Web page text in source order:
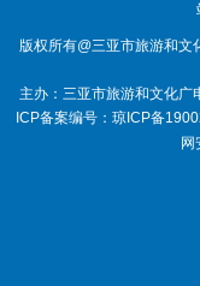
版权所有@三亚市旅游和文
主办：三亚市旅游和文化广
ICP备案编号： 琼ICP备
网